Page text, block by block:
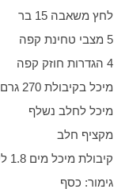
לחץ משאבה 15 בר
5 מצבי טחינת קפה
4 הגדרות חוזק קפה
מיכל בקיבולת 270 גרם לפולי קפה
מיכל לחלב נשלף
מקציף חלב
קיבולת מיכל מים 1.8 ליטר עם מדיד לכמות המים
גימור: כסף